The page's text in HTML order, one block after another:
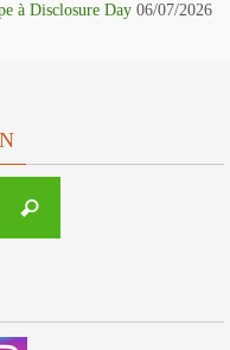
à Disclosure Day 06/07/2026
Recherche